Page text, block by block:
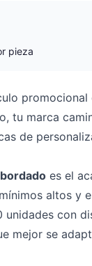
pieza
tu marca
de
bordado es el
altos y
con
mejor se